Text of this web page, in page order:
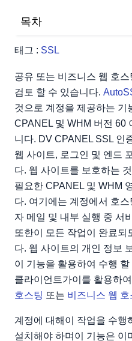
태그 : SSL
목차
공유 또는 비즈니스 웹 호
검토 할 수 있습니다.
것으로 계정을 제공하는 기
CPANEL 및 WHM 버전 60
니다. DV CPANEL SSL 인
웹 사이트, 로그인 및 엔드
다. 웹 사이트를 보호하는
필요한 CPANEL 및 WHM
다. 여기에는 계정에서 호
자 메일 및 내부 실행 중 서
또한이 모든 작업이 완료되
다. 웹 사이트의 개인 정보
이 기능을 활용하여 수행
클라이언트가이를 활용하
호스팅 또는 비즈니스 웹 호
계정에 대해이 작업을 수행
설치해야 하며이 기능은 이